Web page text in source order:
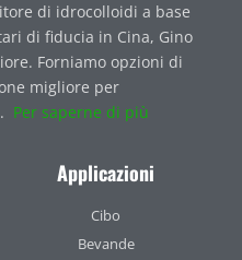
di idrocolloidi a base
di fiducia in Cina, Gino
Forniamo opzioni di
migliore per
Per saperne di più
Applicazioni
Cibo
Bevande